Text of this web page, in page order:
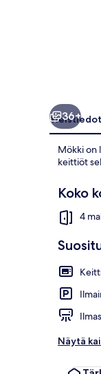
36+
Yleistiedot
Mökki on
keittiöt
Koko
4
Näytä